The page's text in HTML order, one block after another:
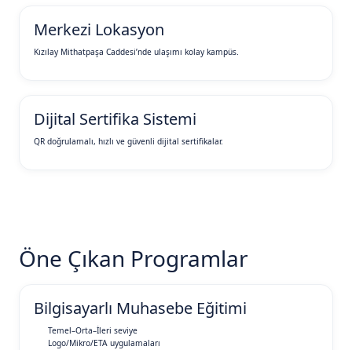
Merkezi Lokasyon
Kızılay Mithatpaşa Caddesi’nde ulaşımı kolay kampüs.
Dijital Sertifika Sistemi
QR doğrulamalı, hızlı ve güvenli dijital sertifikalar.
Öne Çıkan Programlar
Bilgisayarlı Muhasebe Eğitimi
Temel–Orta–İleri seviye
Logo/Mikro/ETA uygulamaları